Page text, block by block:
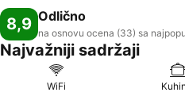
8,9 Odlično
na osnovu ocena (33) sa
Najvažniji sadržaji
WiFi